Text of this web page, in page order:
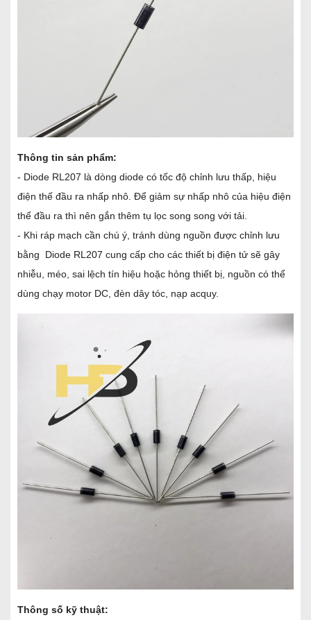
Thông tin sản phẩm:
- Diode RL207 là dòng diode có tốc độ chỉnh lưu thấp, hiệu
điện thế đầu ra nhấp nhô. Để giảm sự nhấp nhô của hiệu điện
thể đầu ra thì nên gắn thêm tụ lọc song song với tải.
- Khi ráp mạch cần chú ý, tránh dùng nguồn được chỉnh lưu
bằng Diode RL207 cung cấp cho các thiết bị điện tử sẽ gây
nhiễu, méo, sai lệch tín hiệu hoặc hỏng thiết bị, nguồn có thể
dùng chạy motor DC, đèn dây tóc, nạp acquy.
Thông số kỹ thuật: